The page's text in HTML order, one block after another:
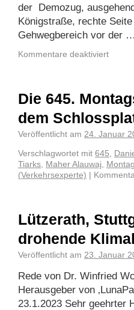
der Demozug,
Königstraße, rechte
Gehwegbereich vor der
Kommentare deaktiviert
Die 645.
dem
Veröffentlicht am 24. Januar
Verschlagwortet mit 645,
Tiarks, Maher Alauwaj,
(Verkehrsexperte)
Lützerath,
drohende
Veröffentlicht am 23. Januar
Rede von Dr. Winfried
Herausgeber von
23.1.2023 Sehr geehrter